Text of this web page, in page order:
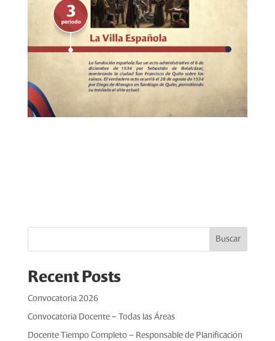
Buscar
Recent Posts
Convocatoria 2026
Convocatoria Docente – Todas las Áreas
Docente Tiempo Completo – Responsable de Planificación